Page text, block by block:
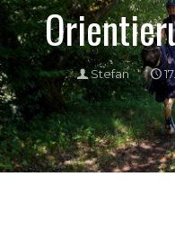
Stefan